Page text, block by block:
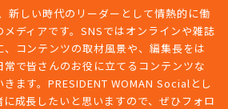
新しい時代のリーダーとして情熱的に働
ディアです。SNSではオンラインや雑誌
コンテンツの取材風景や、編集長をは
常で皆さんのお役に立てるコンテンツな
ます。PRESIDENT WOMAN Socialとし
成長したいと思いますので、ぜひフォロ